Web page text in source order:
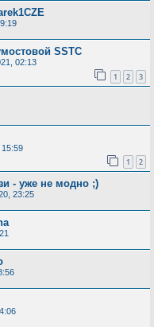
SSTC
02:13
1 2 3
1 2
- уже не модно ;)
23:25